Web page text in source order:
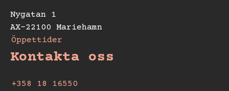
Nygatan 1
AX-22100 Mariehamn
Öppettider
Kontakta oss
+358 18 16550